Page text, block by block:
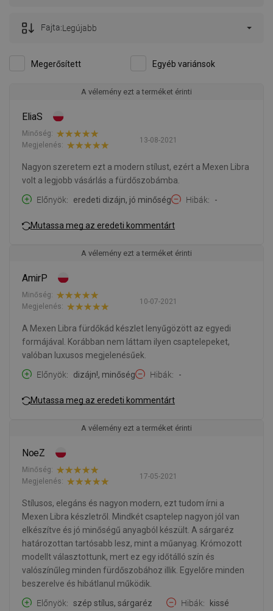
Megerősített Egyéb variánsok
Fajta:Legújabb
A vélemény ezt a terméket érinti
EliaS
13-08-2021
Minőség:
Megjelenés:
Nagyon szeretem ezt a modern stílust, ezért a Mexen Libra
volt a legjobb vásárlás a fürdőszobámba.
Előnyök
eredeti dizájn, jó minőség Hibák -
Mutassa meg az eredeti kommentárt
A vélemény ezt a terméket érinti
AmirP
10-07-2021
Minőség:
Megjelenés:
A Mexen Libra fürdőkád készlet lenyűgözött az egyedi
formájával. Korábban nem láttam ilyen csaptelepeket,
valóban luxusos megjelenésűek.
Előnyök
dizájn!, minőség Hibák -
Mutassa meg az eredeti kommentárt
A vélemény ezt a terméket érinti
NoeZ
17-05-2021
Minőség:
Megjelenés:
Stílusos, elegáns és nagyon modern, ezt tudom írni a
Mexen Libra készletről. Mindkét csaptelep nagyon jól van
elkészítve és jó minőségű anyagból készült. A sárgaréz
határozottan tartósabb lesz, mint a műanyag. Krómozott
modellt választottunk, mert ez egy időtálló szín és
valószínűleg minden fürdőszobához illik. Egyelőre minden
beszerelve és hibátlanul működik.
Előnyök
szép stílus, sárgaréz
Hibák
kissé